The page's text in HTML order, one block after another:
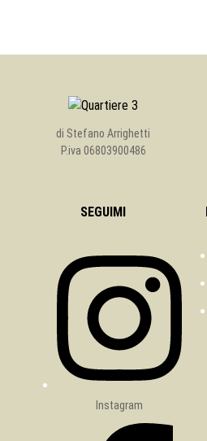
di Stefano Arrighetti
P.iva 06803900486
SEGUIMI
Instagram